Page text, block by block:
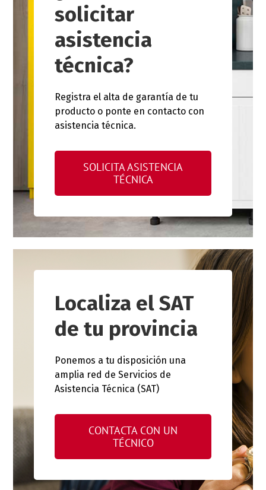
solicitar
asistencia
técnica?
Registra el alta de garantía de tu
producto o ponte en contacto con
asistencia técnica.
SOLICITA ASISTENCIA
TÉCNICA
Localiza el SAT
de tu provincia
Ponemos a tu disposición una
amplia red de Servicios de
Asistencia Técnica (SAT)
CONTACTA CON UN
TÉCNICO